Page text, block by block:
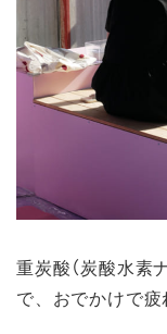
重炭酸（炭酸水素
で、おでかけで疲